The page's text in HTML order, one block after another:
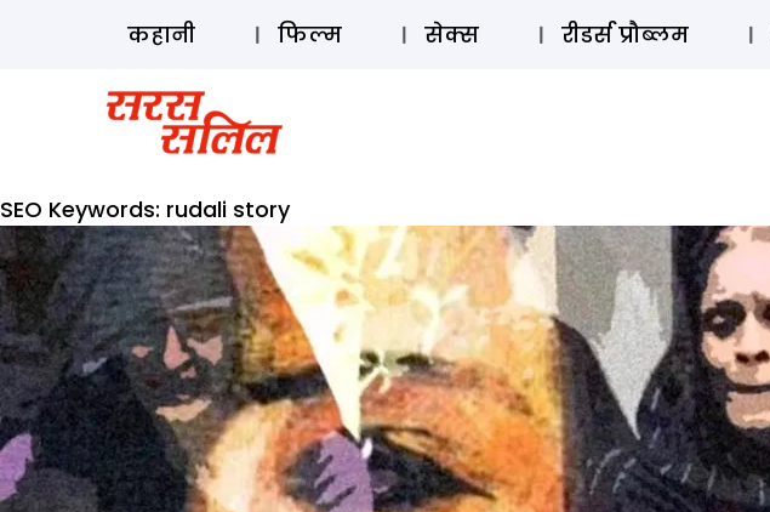
कहानी फिल्म सेक्स रीडर्स प्रौब्लम
SEO Keywords: rudali story